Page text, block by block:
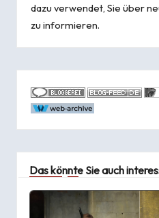
dazu verwendet, Sie über
zu informieren.
Das könnte Sie auch